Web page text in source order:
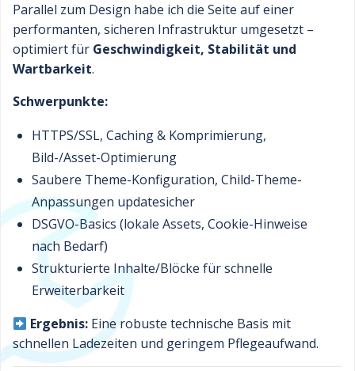
Parallel zum Design habe ich die Seite auf einer
performanten, sicheren Infrastruktur umgesetzt –
optimiert für Geschwindigkeit, Stabilität und
Wartbarkeit.
Schwerpunkte:
HTTPS/SSL, Caching & Komprimierung,
Bild-/Asset-Optimierung
Saubere Theme-Konfiguration, Child-Theme-
Anpassungen updatesicher
DSGVO-Basics (lokale Assets, Cookie-Hinweise
nach Bedarf)
Strukturierte Inhalte/Blöcke für schnelle
Erweiterbarkeit
Ergebnis: Eine robuste technische Basis mit
schnellen Ladezeiten und geringem Pflegeaufwand.